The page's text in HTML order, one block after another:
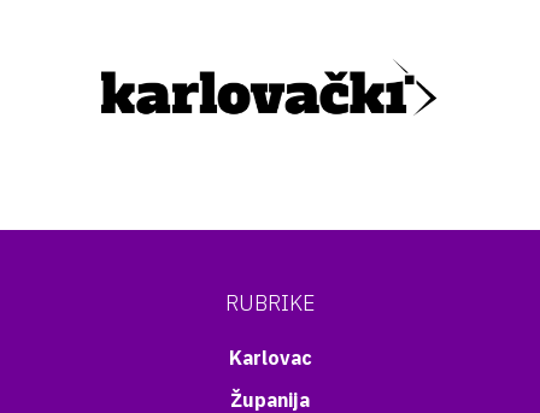
RUBRIKE
Karlovac
Županija